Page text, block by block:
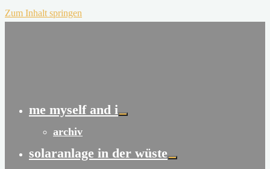
Zum Inhalt springen
me myself and i
archiv
solaranlage in der wüste